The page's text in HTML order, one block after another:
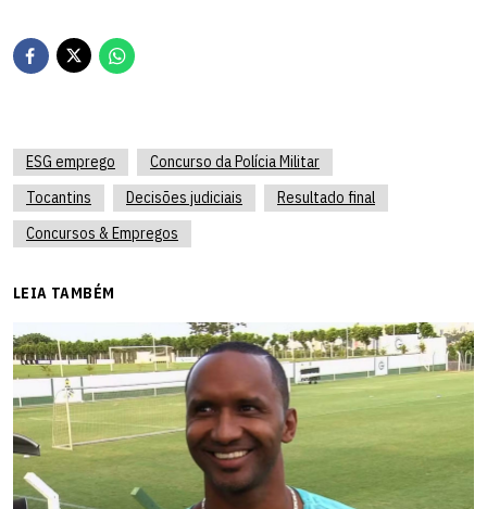
ESG emprego
Concurso da Polícia Militar
Tocantins
Decisões judiciais
Resultado final
Concursos & Empregos
LEIA TAMBÉM